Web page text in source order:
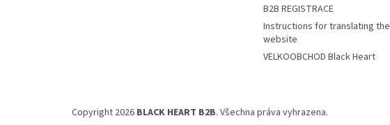
B2B REGISTRACE
Instructions for translating the
website
VELKOOBCHOD Black Heart
Copyright 2026 BLACK HEART B2B. Všechna práva vyhrazena.